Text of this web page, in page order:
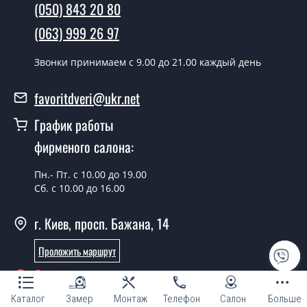
Каталог Замер Монтаж Телефон Салон Больше
Да производим. Монтаж дверных полотен
производится согласно очереди, во все дни кроме
Сколько стоит установка дверей
грн.
Можно на сегодня вызвать
замерщика?
У вас есть в наличии готовые
дверные полотна?
Да, мы имеем большой ассортимент готовых дверных
полотен.
(050) 843 20 80
(063) 999 26 97
Звонки принимаем c 9.00 до 21.00 каждый день
favoritdveri@ukr.net
График работы
фирменого салона:
Пн.- Пт. с 10.00 до 19.00
Сб. с 10.00 до 16.00
г. Киев, просп. Бажана, 14
Проложить маршрут
Онлайн консультант